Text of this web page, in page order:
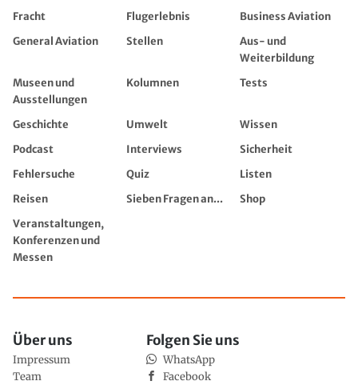
Fracht
Flugerlebnis
Business Aviation
General Aviation
Stellen
Aus- und
Weiterbildung
Museen und
Ausstellungen
Kolumnen Tests
Geschichte Umwelt
Wissen
Podcast
Interviews
Sicherheit
Fehlersuche
Quiz
Listen
Reisen
Sieben Fragen an...
Shop
Veranstaltungen,
Konferenzen und
Messen
Über uns
Impressum
Team
Folgen Sie uns
WhatsApp
Facebook